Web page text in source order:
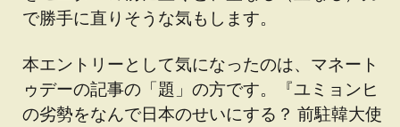
で勝手に直りそうな気もします。
本エントリーとして気になったのは、マネート
ゥデーの記事の「題」の方です。『ユミョンヒ
の劣勢をなんで日本のせいにする？ 前駐韓大使